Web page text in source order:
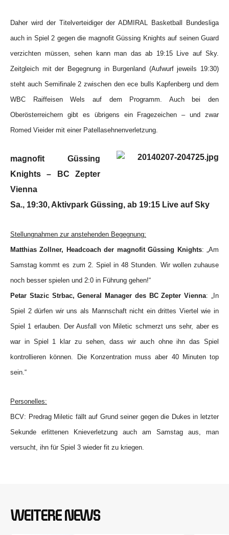
Daher wird der Titelverteidiger der ADMIRAL Basketball Bundesliga
auch in Spiel 2 gegen die magnofit Güssing Knights auf seinen Guard
verzichten müssen, sehen kann man das ab 19:15 Live auf Sky.
Zeitgleich mit der Begegnung in Burgenland (Aufwurf jeweils 19:30)
steht auch Semifinale 2 zwischen den ece bulls Kapfenberg und dem
WBC Raiffeisen Wels auf dem Programm. Auch bei den
Oberösterreichern gibt es übrigens ein Fragezeichen – und zwar
Romed Vieider mit einer Patellasehnenverletzung.
magnofit Güssing
Knights – BC Zepter
Vienna
Sa., 19:30, Aktivpark Güssing, ab 19:15 Live auf Sky
Stellungnahmen zur anstehenden Begegnung:
Matthias Zollner, Headcoach der magnofit Güssing Knights: „Am
Samstag kommt es zum 2. Spiel in 48 Stunden. Wir wollen zuhause
noch besser spielen und 2:0 in Führung gehen!“
Petar Stazic Strbac, General Manager des BC Zepter Vienna: „In
Spiel 2 dürfen wir uns als Mannschaft nicht ein drittes Viertel wie in
Spiel 1 erlauben. Der Ausfall von Miletic schmerzt uns sehr, aber es
war in Spiel 1 klar zu sehen, dass wir auch ohne ihn das Spiel
kontrollieren können. Die Konzentration muss aber 40 Minuten top
sein.“
Personelles:
BCV: Predrag Miletic fällt auf Grund seiner gegen die Dukes in letzter
Sekunde erlittenen Knieverletzung auch am Samstag aus, man
versucht, ihn für Spiel 3 wieder fit zu kriegen.
WEITERE NEWS